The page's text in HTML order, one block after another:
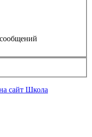
сайт Школа